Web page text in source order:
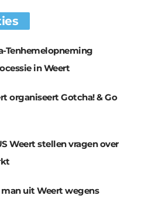
Tenhemelopneming
in Weert
organiseert Gotcha! & Go
Weert stellen vragen over
uit Weert wegens